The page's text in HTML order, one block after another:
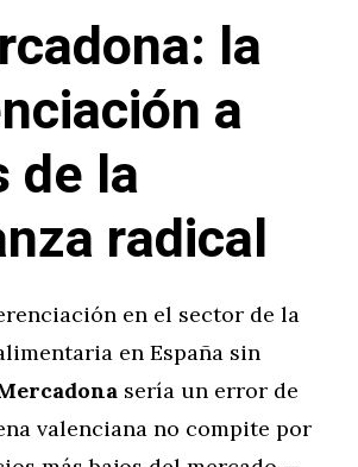
la
a
de la
radical
en el sector de la
en España sin
sería un error de
valenciana no compite por